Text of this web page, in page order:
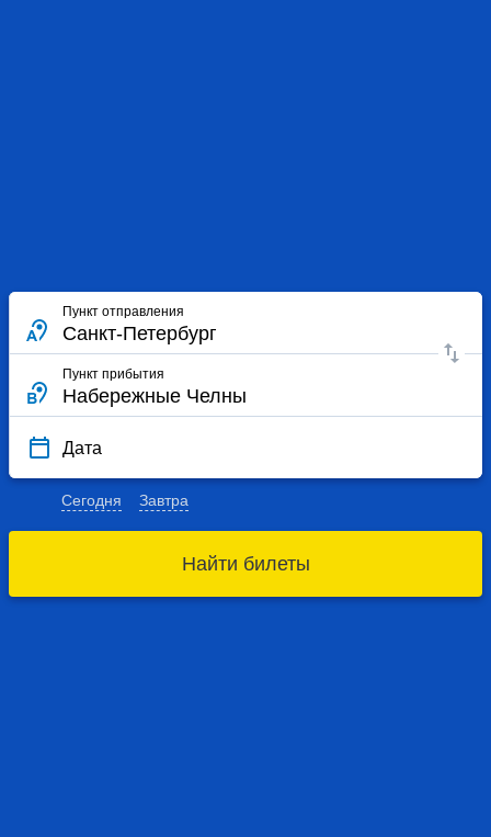
Пункт отправления
Пункт прибытия
Дата
Сегодня Завтра
Найти билеты